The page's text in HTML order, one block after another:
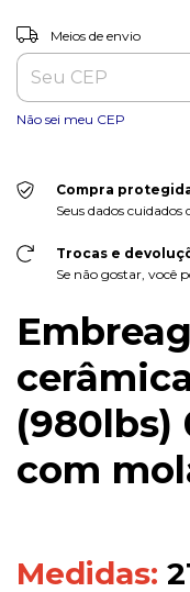
Entregas para o CEP:
Meios de envio
Não sei meu CEP
Compra
Seus dados
Trocas e
Se não gostar, você
(980lbs)
com
Medidas: